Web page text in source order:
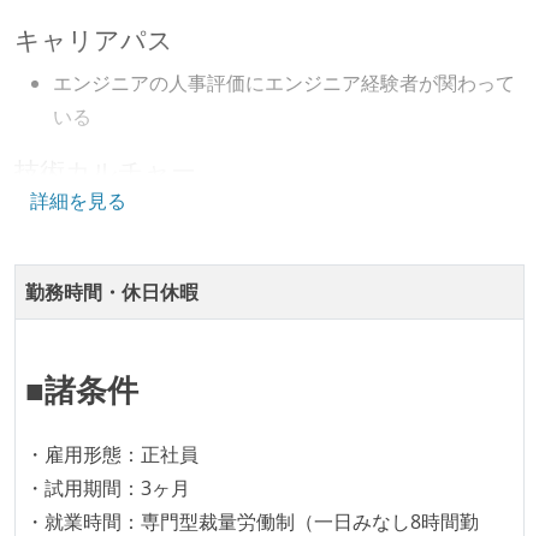
プロジェクト管理
github
slack
その他
jenkins
zephyr-scale
aurora
キャリアパス
エンジニアの人事評価にエンジニア経験者が関わって
いる
CTO またはそれに準じる、技術やワークフローの標準
取締役（社内）または執行役員として、エンジニアリ
ング部門の人間が経営に参加している
開発メンバーの裁量
OS やエディタ、IDE といった個人の環境は、各自の責
任で好きなものを使うことができる
企画を決定する場に、実装を担当する開発メンバーが
参加している
詳細を見る
勤務時間・休日休暇
■諸条件
・雇用形態：正社員
・試用期間：3ヶ月
・就業時間：専門型裁量労働制（一日みなし8時間勤